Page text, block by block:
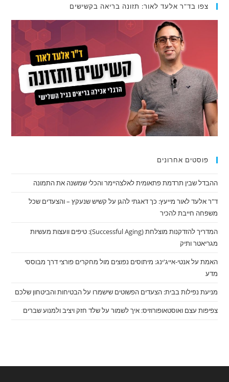
צפו בד"ר אלעד לאור: תזונה בריאה בקשישים
פוסטים אחרונים
ההבדל שבין תרדמת פתאומית לאלצהיימר והכלי שמשנה את התמונה
ד"ר אלעד לאור מייעץ: כך דאגתי להגן על קשיש שנעקץ – והצעדים שכל
משפחה חייבת להכיר
המדריך להזדקנות מוצלחת (Successful Aging): טיפים וועצות מעשיות
מגריאטר ותיק
האמת על אנטי-אייג'ינג: מיתוסים נפוצים מול מחקרים פורצי דרך מבוססי
מדע
מניעת נפילות בבית: הצעדים הפשוטים שישמרו על הבטיחות והביטחון שלכם
צפיפות עצם ואוסטאופורוזיס: איך לשמור על שלד חזק ויציב ולמנוע שברים